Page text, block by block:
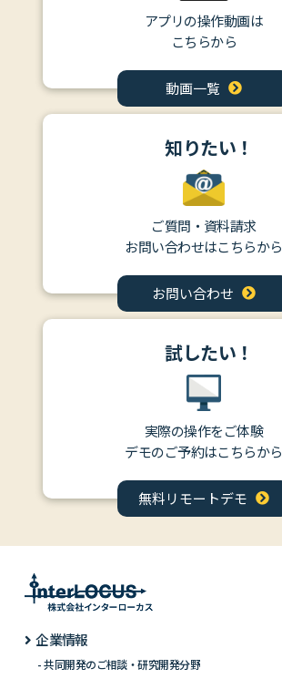
アプリの操作動画は
こちらから
動画一覧
知りたい！
ご質問・資料請求
お問い合わせはこちらから
お問い合わせ
試したい！
実際の操作をご体験
デモのご予約はこちらから
無料リモートデモ
企業情報
共同開発のご相談・研究開発分野